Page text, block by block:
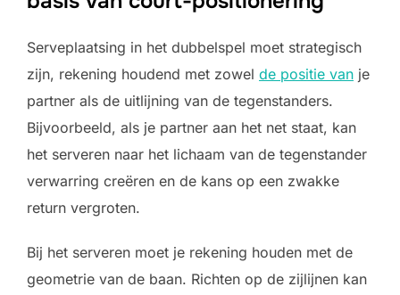
Serveplaatsing in het dubbelspel moet strategisch
zijn, rekening houdend met zowel de positie van je
partner als de uitlijning van de tegenstanders.
Bijvoorbeeld, als je partner aan het net staat, kan
het serveren naar het lichaam van de tegenstander
verwarring creëren en de kans op een zwakke
return vergroten.
Bij het serveren moet je rekening houden met de
geometrie van de baan. Richten op de zijlijnen kan